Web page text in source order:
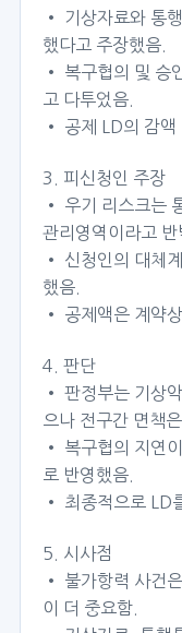
• 기상자료와 통
했다고 주장했음.
• 복구협의 및 승
고 다투었음.
• 공제 LD의 감액
3. 피신청인 주장
• 우기 리스크는
관리영역이라고 반
• 신청인의 대체
했음.
• 공제액은 계약
4. 판단
• 판정부는 기상
으나 전구간 면책
• 복구협의 지연
로 반영했음.
• 최종적으로 LD
5. 시사점
• 불가항력 사건
이 더 중요함.